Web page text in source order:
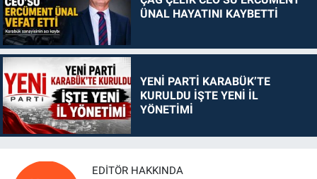
ÜNAL HAYATINI KAYBETTİ
YENİ PARTİ KARABÜK’TE
KURULDU İŞTE YENİ İL
YÖNETİMİ
EDITÖR HAKKINDA